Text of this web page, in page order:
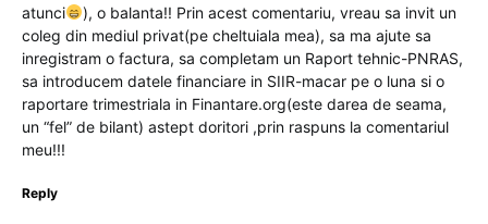
atunci
), o balanta!! Prin acest comentariu, vreau sa invit un
coleg din mediul privat(pe cheltuiala mea), sa ma ajute sa
inregistram o factura, sa completam un Raport tehnic-PNRAS,
sa introducem datele financiare in SIIR-macar pe o luna si o
raportare trimestriala in Finantare.org(este darea de seama,
un “fel” de bilant) astept doritori ,prin raspuns la comentariul
meu!!!
Reply